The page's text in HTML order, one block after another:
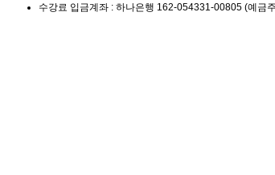
수강료 입금계좌 : 하나은행 162-054331-00805 (예금